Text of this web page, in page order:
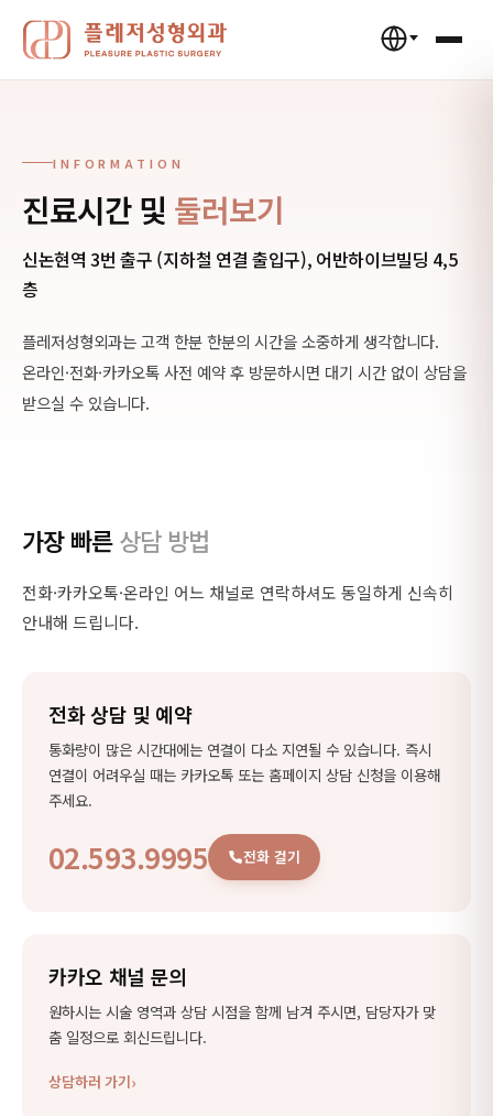
INFORMATION
진료시간 및 둘러보기
신논현역 3번 출구 (지하철 연결 출입구), 어반하이브빌딩 4,5
층
플레저성형외과는 고객 한분 한분의 시간을 소중하게 생각합니다.
온라인·전화·카카오톡 사전 예약 후 방문하시면 대기 시간 없이 상담을
받으실 수 있습니다.
가장 빠른상담 방법
전화·카카오톡·온라인 어느 채널로 연락하셔도 동일하게 신속히
안내해 드립니다.
전화 상담 및 예약
통화량이 많은 시간대에는 연결이 다소 지연될 수 있습니다. 즉시
연결이 어려우실 때는 카카오톡 또는 홈페이지 상담 신청을 이용해
주세요.
02.593.9995 전화 걸기
카카오 채널 문의
원하시는 시술 영역과 상담 시점을 함께 남겨 주시면, 담당자가 맞
춤 일정으로 회신드립니다.
상담하러 가기